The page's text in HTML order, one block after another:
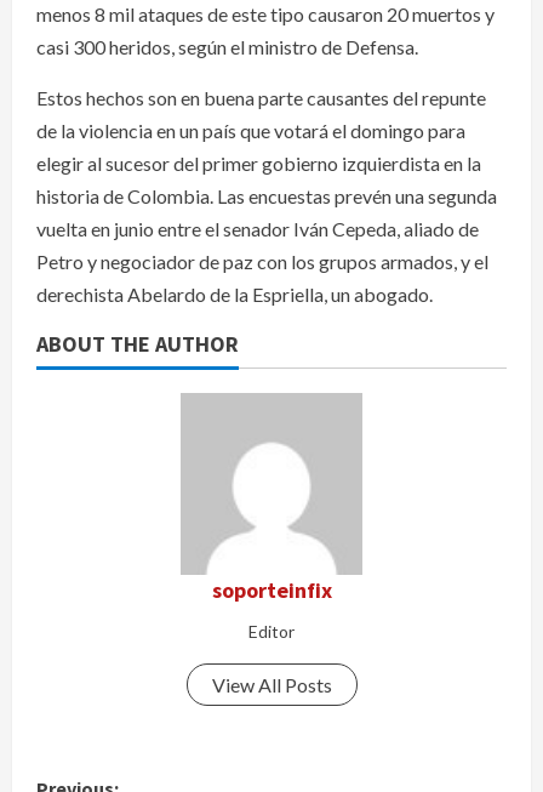
menos 8 mil ataques de este tipo causaron 20 muertos y
casi 300 heridos, según el ministro de Defensa.
Estos hechos son en buena parte causantes del repunte
de la violencia en un país que votará el domingo para
elegir al sucesor del primer gobierno izquierdista en la
historia de Colombia. Las encuestas prevén una segunda
vuelta en junio entre el senador Iván Cepeda, aliado de
Petro y negociador de paz con los grupos armados, y el
derechista Abelardo de la Espriella, un abogado.
ABOUT THE AUTHOR
soporteinfix
Editor
View All Posts
P